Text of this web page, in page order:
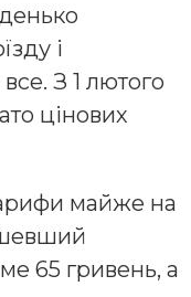
і
З 1 лютого
цінових
майже на
65 гривень, а